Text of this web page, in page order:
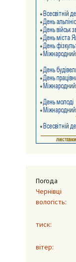
Погода
Чернівці
вологість:
тиск:
вітер: